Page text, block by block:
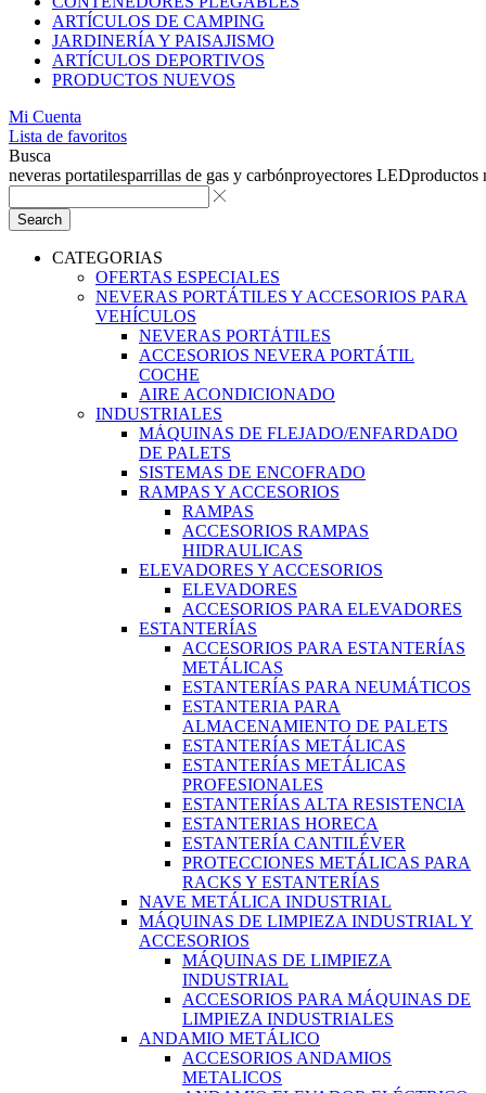
ARTÍCULOS DE CAMPING
JARDINERÍA Y PAISAJISMO
ARTÍCULOS DEPORTIVOS
PRODUCTOS NUEVOS
Mi Cuenta
Lista de favoritos
Busca
neveras portatilesparrillas de gas y carbónproyectores LEDproductos
Search
CATEGORIAS
OFERTAS ESPECIALES
NEVERAS PORTÁTILES Y ACCESORIOS PARA
VEHÍCULOS
NEVERAS PORTÁTILES
ACCESORIOS NEVERA PORTÁTIL
COCHE
AIRE ACONDICIONADO
INDUSTRIALES
MÁQUINAS DE FLEJADO/ENFARDADO
DE PALETS
SISTEMAS DE ENCOFRADO
RAMPAS Y ACCESORIOS
RAMPAS
ACCESORIOS RAMPAS
HIDRAULICAS
ELEVADORES Y ACCESORIOS
ELEVADORES
ACCESORIOS PARA ELEVADORES
ESTANTERÍAS
ACCESORIOS PARA ESTANTERÍAS
METÁLICAS
ESTANTERÍAS PARA NEUMÁTICOS
ESTANTERIA PARA
ALMACENAMIENTO DE PALETS
ESTANTERÍAS METÁLICAS
ESTANTERÍAS METÁLICAS
PROFESIONALES
ESTANTERÍAS ALTA RESISTENCIA
ESTANTERIAS HORECA
ESTANTERÍA CANTILÉVER
PROTECCIONES METÁLICAS PARA
RACKS Y ESTANTERÍAS
NAVE METÁLICA INDUSTRIAL
MÁQUINAS DE LIMPIEZA INDUSTRIAL Y
ACCESORIOS
MÁQUINAS DE LIMPIEZA
INDUSTRIAL
ACCESORIOS PARA MÁQUINAS DE
LIMPIEZA INDUSTRIALES
ANDAMIO METÁLICO
ACCESORIOS ANDAMIOS
METALICOS